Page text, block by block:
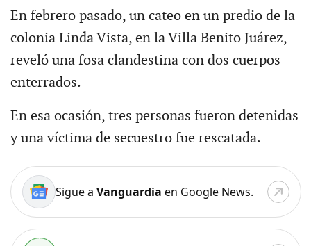
En febrero pasado, un cateo en un predio de la
colonia Linda Vista, en la Villa Benito Juárez,
reveló una fosa clandestina con dos cuerpos
enterrados.
En esa ocasión, tres personas fueron detenidas
y una víctima de secuestro fue rescatada.
Sigue a Vanguardia en Google News.